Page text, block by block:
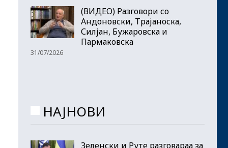
(ВИДЕО) Разговори со
Андоновски, Трајаноска,
Силјан, Бужаровска и
Пармаковска
31/07/2026
НАЈНОВИ
Зеленски и Руте разговараа за